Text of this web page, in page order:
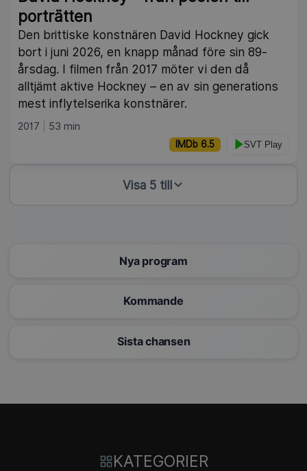
porträtten
Den brittiske konstnären David Hockney gick
bort i juni 2026, en knapp månad före sin 89-
årsdag. I filmen från 2017 möter vi den då
alltjämt aktive Hockney – en av sin generations
mest inflytelserika konstnärer.
2017 53 min
IMDb 6.5 SVT Play
Visa 5 till
Nya program
Kommande
Sista chansen
KATEGORIER